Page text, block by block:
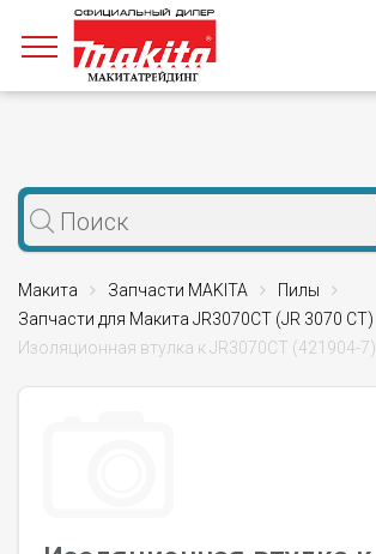
Макита Запчасти MAKITA
Пилы
Запчасти для Макита JR3070CT (JR 3070 CT)
Изоляционная втулка к JR3070CT (421904-7)